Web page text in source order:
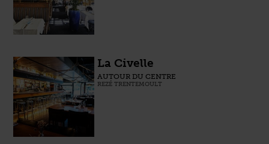
La Civelle
AUTOUR DU CENTRE
REZÉ TRENTEMOULT